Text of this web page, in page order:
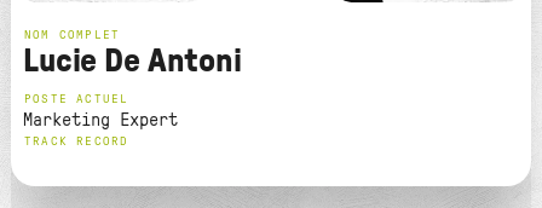
NOM COMPLET
Lucie De Antoni
POSTE ACTUEL
Marketing Expert
TRACK RECORD